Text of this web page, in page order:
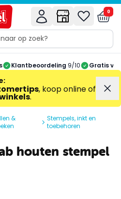
0
Klantbeoordeling 9/10 Gratis
:
, koop online of
.
&
Stempels, inkt en
toebehoren
houten stempel